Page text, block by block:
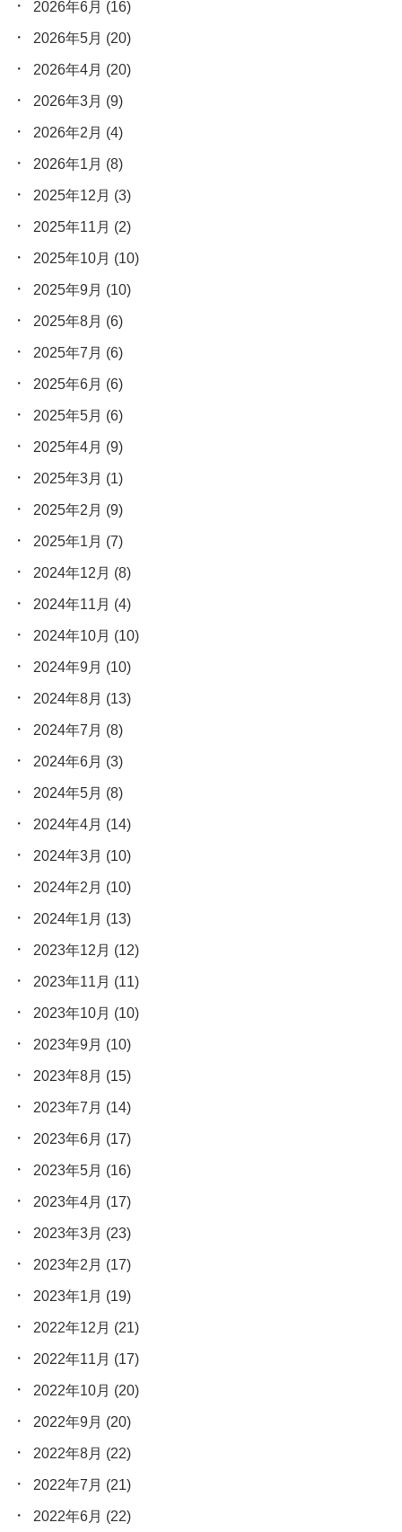
2026年6月 (16)
2026年5月 (20)
2026年4月 (20)
2026年3月 (9)
2026年2月 (4)
2026年1月 (8)
2025年12月 (3)
2025年11月 (2)
2025年10月 (10)
2025年9月 (10)
2025年8月 (6)
2025年7月 (6)
2025年6月 (6)
2025年5月 (6)
2025年4月 (9)
2025年3月 (1)
2025年2月 (9)
2025年1月 (7)
2024年12月 (8)
2024年11月 (4)
2024年10月 (10)
2024年9月 (10)
2024年8月 (13)
2024年7月 (8)
2024年6月 (3)
2024年5月 (8)
2024年4月 (14)
2024年3月 (10)
2024年2月 (10)
2024年1月 (13)
2023年12月 (12)
2023年11月 (11)
2023年10月 (10)
2023年9月 (10)
2023年8月 (15)
2023年7月 (14)
2023年6月 (17)
2023年5月 (16)
2023年4月 (17)
2023年3月 (23)
2023年2月 (17)
2023年1月 (19)
2022年12月 (21)
2022年11月 (17)
2022年10月 (20)
2022年9月 (20)
2022年8月 (22)
2022年7月 (21)
2022年6月 (22)